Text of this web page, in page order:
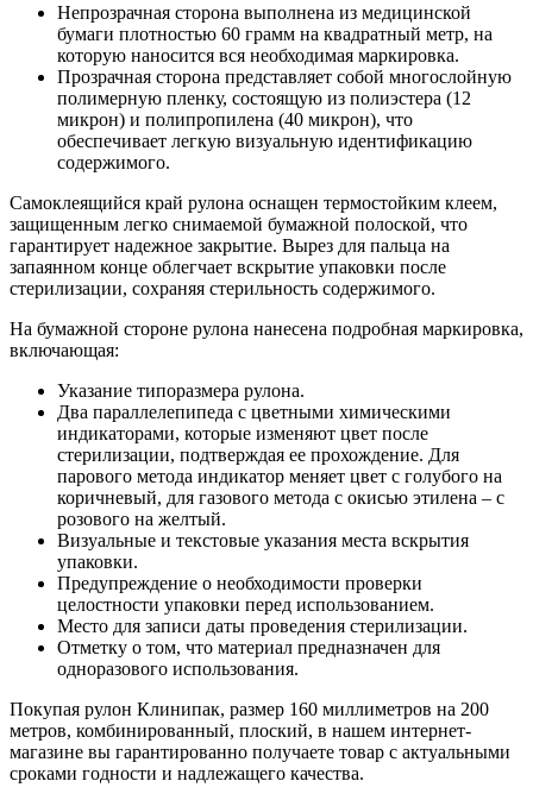
Непрозрачная сторона выполнена из медицинской
бумаги плотностью 60 грамм на квадратный метр, на
которую наносится вся необходимая маркировка.
Прозрачная сторона представляет собой многослойную
полимерную пленку, состоящую из полиэстера (12
микрон) и полипропилена (40 микрон), что
обеспечивает легкую визуальную идентификацию
содержимого.
Самоклеящийся край рулона оснащен термостойким клеем,
защищенным легко снимаемой бумажной полоской, что
гарантирует надежное закрытие. Вырез для пальца на
запаянном конце облегчает вскрытие упаковки после
стерилизации, сохраняя стерильность содержимого.
На бумажной стороне рулона нанесена подробная маркировка,
включающая:
Указание типоразмера рулона.
Два параллелепипеда с цветными химическими
индикаторами, которые изменяют цвет после
стерилизации, подтверждая ее прохождение. Для
парового метода индикатор меняет цвет с голубого на
коричневый, для газового метода с окисью этилена – с
розового на желтый.
Визуальные и текстовые указания места вскрытия
упаковки.
Предупреждение о необходимости проверки
целостности упаковки перед использованием.
Место для записи даты проведения стерилизации.
Отметку о том, что материал предназначен для
одноразового использования.
Покупая рулон Клинипак, размер 160 миллиметров на 200
метров, комбинированный, плоский, в нашем интернет-
магазине вы гарантированно получаете товар с актуальными
сроками годности и надлежащего качества.